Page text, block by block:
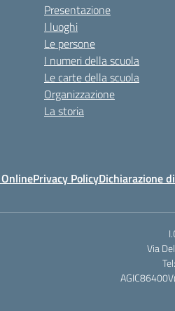
Presentazione
I luoghi
Le persone
I numeri della scuola
Le carte della scuola
Organizzazione
La storia
Privacy PolicyDichiarazione
Via